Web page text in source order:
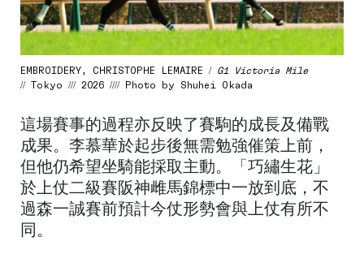
EMBROIDERY, CHRISTOPHE LEMAIRE / G1 Victoria Mile
// Tokyo /// 2026 //// Photo by Shuhei Okada
這場賽事的過程亦反映了賽駒的成長及備戰
成果。李慕華於起步後無需勉強催策上前，
但他仍希望坐騎能採取主動。「巧繡生花」
於上仗二級賽阪神雌馬錦標中一放到底，不
過森一誠賽前預計今仗形勢會與上仗有所不
同。